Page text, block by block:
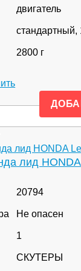
двигатель
2800 г
лид
20794
Не опасен
1
СКУТЕРЫ